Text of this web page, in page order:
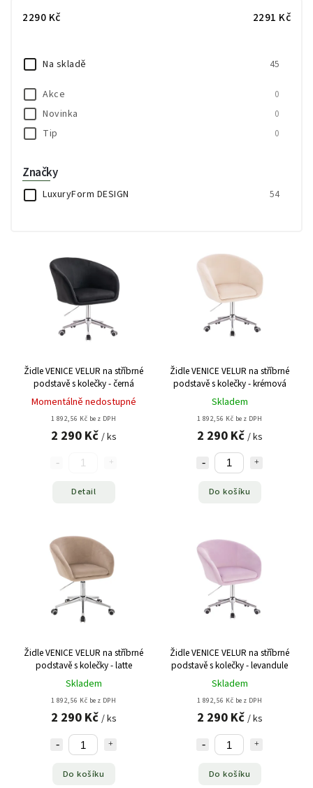
Nejdražší
Abecedně
2290 Kč 2291 Kč
Na skladě 45
Akce 0
Novinka 0
Tip 0
Značky
LuxuryForm DESIGN 54
Židle VENICE VELUR na stříbrné
podstavě s kolečky - černá
Momentálně nedostupné
1 892,56 Kč bez DPH
2 290 Kč / ks
Detail
Židle VENICE VELUR na stříbrné
podstavě s kolečky - krémová
Skladem
1 892,56 Kč bez DPH
2 290 Kč / ks
Do košíku
Židle VENICE VELUR na stříbrné
podstavě s kolečky - latte
Skladem
1 892,56 Kč bez DPH
2 290 Kč / ks
Do košíku
Židle VENICE VELUR na stříbrné
podstavě s kolečky - levandule
Skladem
1 892,56 Kč bez DPH
2 290 Kč / ks
Do košíku